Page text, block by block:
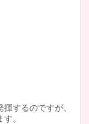
するのですが、
。